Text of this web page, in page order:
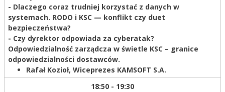
- Dlaczego coraz trudniej korzystać z danych w
systemach. RODO i KSC — konflikt czy duet
bezpieczeństwa?
- Czy dyrektor odpowiada za cyberatak?
Odpowiedzialność zarządcza w świetle KSC – granice
odpowiedzialności dostawców.
Rafał Kozioł, Wiceprezes KAMSOFT S.A.
18:50 - 19:30